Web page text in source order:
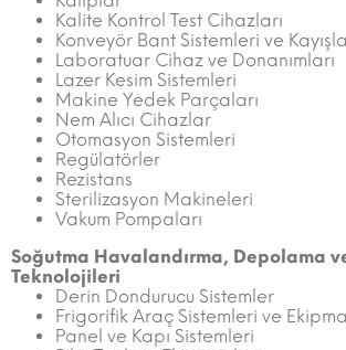
Kalite Kontrol Test Cihazları
Konveyör Bant Sistemleri ve
Laboratuar Cihaz ve Donanımları
Lazer Kesim Sistemleri
Makine Yedek Parçaları
Nem Alıcı Cihazlar
Otomasyon Sistemleri
Regülatörler
Rezistans
Sterilizasyon Makineleri
Vakum Pompaları
Soğutma Havalandırma, Depolama
Teknolojileri
Derin Dondurucu Sistemler
Frigorifik Araç Sistemleri ve
Panel ve Kapı Sistemleri